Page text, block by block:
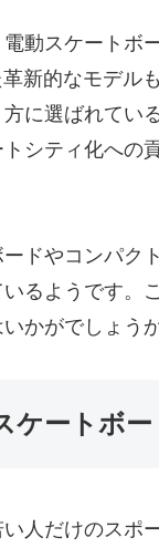
動スケートボ
新的なモデル
に選ばれてい
シティ化への
ドやコンパク
るようです。
かがでしょう
ケートボ
人だけのスポ